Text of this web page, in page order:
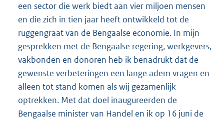
een sector die werk biedt aan vier miljoen mensen
en die zich in tien jaar heeft ontwikkeld tot de
ruggengraat van de Bengaalse economie. In mijn
gesprekken met de Bengaalse regering, werkgevers,
vakbonden en donoren heb ik benadrukt dat de
gewenste verbeteringen een lange adem vragen en
alleen tot stand komen als wij gezamenlijk
optrekken. Met dat doel inaugureerden de
Bengaalse minister van Handel en ik op 16 juni de